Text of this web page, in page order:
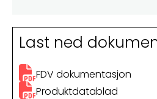
Last ned
FDV dokumentasjon
Produktdatablad